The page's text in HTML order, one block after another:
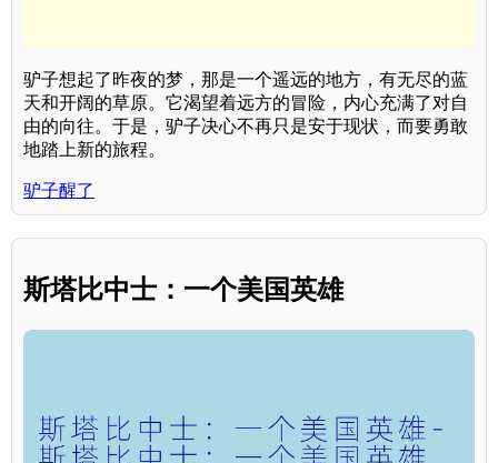
驴子想起了昨夜的梦，那是一个遥远的地方，有无尽的蓝
天和开阔的草原。它渴望着远方的冒险，内心充满了对自
由的向往。于是，驴子决心不再只是安于现状，而要勇敢
地踏上新的旅程。
驴子醒了
斯塔比中士：一个美国英雄